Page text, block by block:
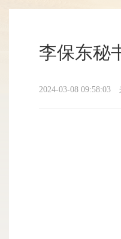
李保东秘
2024-03-08 09:58:03